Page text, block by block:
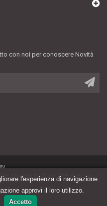
con noi per conoscere Novità
sito web by Aiosa Web Agency
l'esperienza di navigazione
approvi il loro utilizzo.
Accetto